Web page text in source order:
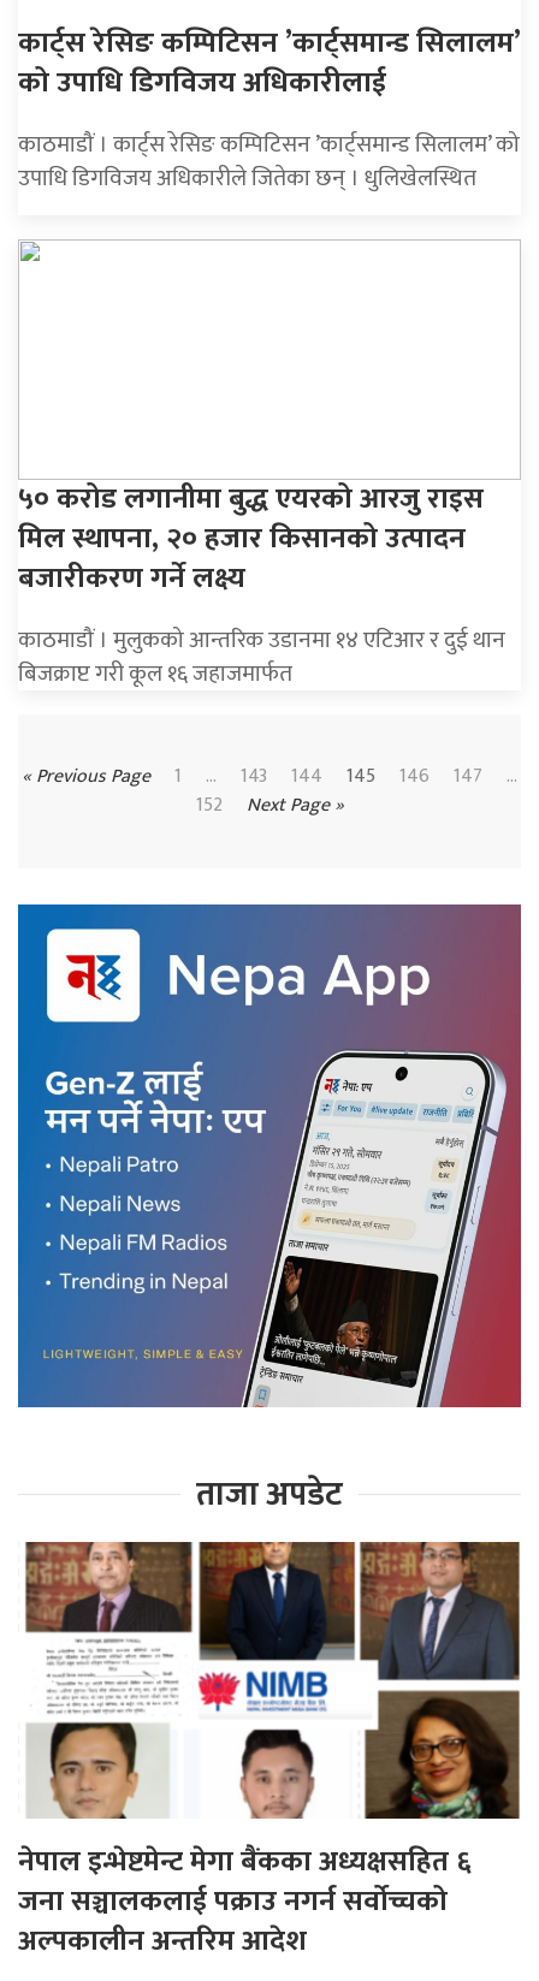
कार्ट्स रेसिङ कम्पिटिसन ’कार्ट्समान्ड सिलालम’
को उपाधि डिगविजय अधिकारीलाई
काठमाडौं । कार्ट्स रेसिङ कम्पिटिसन ’कार्ट्समान्ड सिलालम’ को
उपाधि डिगविजय अधिकारीले जितेका छन् । धुलिखेलस्थित
५० करोड लगानीमा बुद्ध एयरको आरजु राइस
मिल स्थापना, २० हजार किसानको उत्पादन
बजारीकरण गर्ने लक्ष्य
काठमाडौं । मुलुकको आन्तरिक उडानमा १४ एटिआर र दुई थान
बिजक्राप्ट गरी कूल १६ जहाजमार्फत
« Previous Page 1 … 143 144 145 146 147
...
152
Next Page »
ताजा अपडेट
नेपाल इन्भेष्टमेन्ट मेगा बैंकका अध्यक्षसहित ६
जना सञ्चालकलाई पक्राउ नगर्न सर्वोच्चको
अल्पकालीन अन्तरिम आदेश